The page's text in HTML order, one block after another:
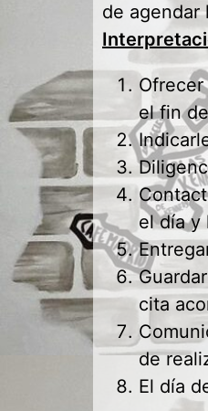
de
el fin
el día y
cita
de
El día